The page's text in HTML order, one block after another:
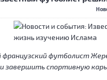
футболист
завершить спортивную